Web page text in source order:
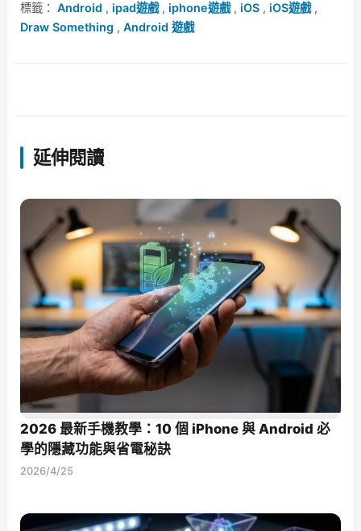
標籤： Android , ipad遊戲, iphone遊戲, iOS , iOS遊戲,
Draw Something , Android 遊戲
延伸閱讀
2026 最新手機教學：10 個 iPhone 與 Android 必
學的隱藏功能與省電秘訣
2026/4/25